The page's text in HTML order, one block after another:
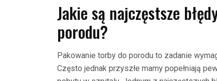
Jakie są najczęstsze
porodu?
Pakowanie torby do porodu to zadanie
Często jednak przyszłe mamy popełniają